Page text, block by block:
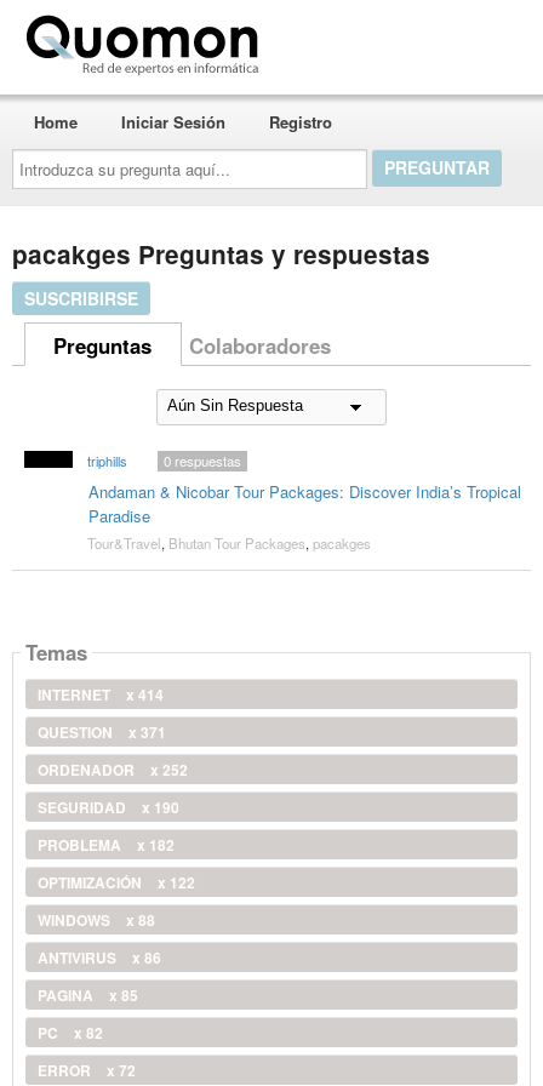
Introduzca
su
pregunta
aquí...
Home Iniciar Sesión Registro
pacakges Preguntas y respuestas
SUSCRIBIRSE
Preguntas Colaboradores
triphills
Andaman & Nicobar Tour Packages: Discover India’s Tropical
Paradise
0respuestas
Tour&Travel, Bhutan Tour Packages, pacakges
Temas
INTERNET
x 414
QUESTION
x 371
ORDENADOR
x 252
SEGURIDAD
x 190
PROBLEMA
x 182
OPTIMIZACIÓN
x 122
WINDOWS
x 88
ANTIVIRUS
x 86
PAGINA
x 85
PC
x 82
ERROR
x 72